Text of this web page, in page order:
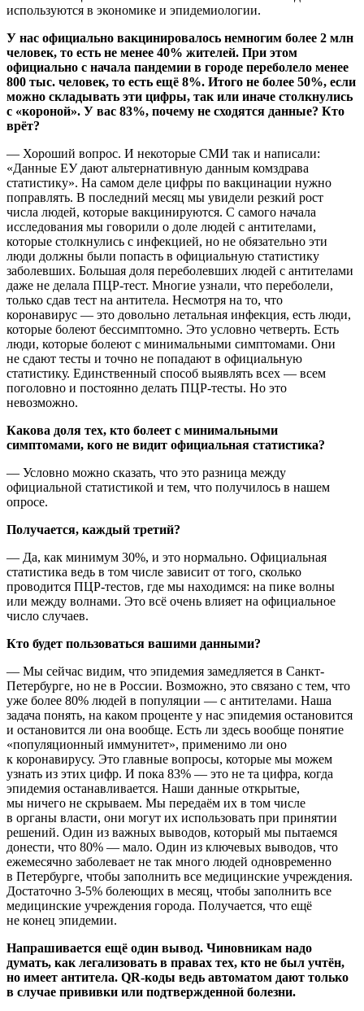
используются в экономике и эпидемиологии.
У нас официально вакцинировалось немногим более 2 млн
человек, то есть не менее 40% жителей. При этом
официально с начала пандемии в городе переболело менее
800 тыс. человек, то есть ещё 8%. Итого не более 50%, если
можно складывать эти цифры, так или иначе столкнулись
с «короной». У вас 83%, почему не сходятся данные? Кто
врёт?
— Хороший вопрос. И некоторые СМИ так и написали:
«Данные ЕУ дают альтернативную данным комздрава
статистику». На самом деле цифры по вакцинации нужно
поправлять. В последний месяц мы увидели резкий рост
числа людей, которые вакцинируются. С самого начала
исследования мы говорили о доле людей с антителами,
которые столкнулись с инфекцией, но не обязательно эти
люди должны были попасть в официальную статистику
заболевших. Большая доля переболевших людей с антителами
даже не делала ПЦР-тест. Многие узнали, что переболели,
только сдав тест на антитела. Несмотря на то, что
коронавирус — это довольно летальная инфекция, есть люди,
которые болеют бессимптомно. Это условно четверть. Есть
люди, которые болеют с минимальными симптомами. Они
не сдают тесты и точно не попадают в официальную
статистику. Единственный способ выявлять всех — всем
поголовно и постоянно делать ПЦР-тесты. Но это
невозможно.
Какова доля тех, кто болеет с минимальными
симптомами, кого не видит официальная статистика?
— Условно можно сказать, что это разница между
официальной статистикой и тем, что получилось в нашем
опросе.
Получается, каждый третий?
— Да, как минимум 30%, и это нормально. Официальная
статистика ведь в том числе зависит от того, сколько
проводится ПЦР-тестов, где мы находимся: на пике волны
или между волнами. Это всё очень влияет на официальное
число случаев.
Кто будет пользоваться вашими данными?
— Мы сейчас видим, что эпидемия замедляется в Санкт-
Петербурге, но не в России. Возможно, это связано с тем, что
уже более 80% людей в популяции — с антителами. Наша
задача понять, на каком проценте у нас эпидемия остановится
и остановится ли она вообще. Есть ли здесь вообще понятие
«популяционный иммунитет», применимо ли оно
к коронавирусу. Это главные вопросы, которые мы можем
узнать из этих цифр. И пока 83% — это не та цифра, когда
эпидемия останавливается. Наши данные открытые,
мы ничего не скрываем. Мы передаём их в том числе
в органы власти, они могут их использовать при принятии
решений. Один из важных выводов, который мы пытаемся
донести, что 80% — мало. Один из ключевых выводов, что
ежемесячно заболевает не так много людей одновременно
в Петербурге, чтобы заполнить все медицинские учреждения.
Достаточно 3-5% болеющих в месяц, чтобы заполнить все
медицинские учреждения города. Получается, что ещё
не конец эпидемии.
Напрашивается ещё один вывод. Чиновникам надо
думать, как легализовать в правах тех, кто не был учтён,
но имеет антитела. QR-коды ведь автоматом дают только
в случае прививки или подтвержденной болезни.